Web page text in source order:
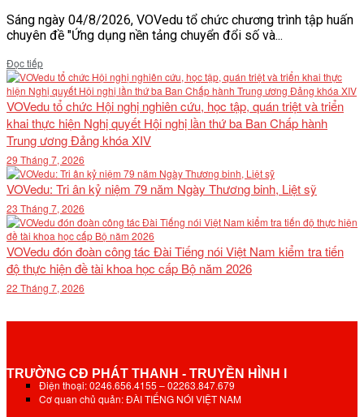
Sáng ngày 04/8/2026, VOVedu tổ chức chương trình tập huấn
chuyên đề "Ứng dụng nền tảng chuyển đổi số và...
Đọc tiếpDetails
VOVedu tổ chức Hội nghị nghiên cứu, học tập, quán triệt và triển
khai thực hiện Nghị quyết Hội nghị lần thứ ba Ban Chấp hành
Trung ương Đảng khóa XIV
29 Tháng 7, 2026
VOVedu: Tri ân kỷ niệm 79 năm Ngày Thương binh, Liệt sỹ
23 Tháng 7, 2026
VOVedu đón đoàn công tác Đài Tiếng nói Việt Nam kiểm tra tiến
độ thực hiện đề tài khoa học cấp Bộ năm 2026
22 Tháng 7, 2026
TRƯỜNG CĐ PHÁT THANH - TRUYỀN HÌNH I
Điện thoại: 0246.656.4155 – 02263.847.679
Cơ quan chủ quản: ĐÀI TIẾNG NÓI VIỆT NAM